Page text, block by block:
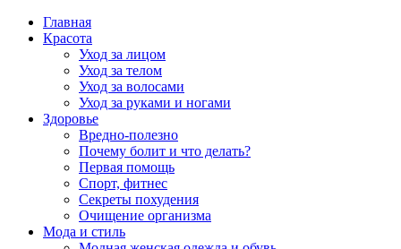
Главная
Красота
Уход за лицом
Уход за телом
Уход за волосами
Уход за руками и ногами
Здоровье
Вредно-полезно
Почему болит и что делать?
Первая помощь
Спорт, фитнес
Секреты похудения
Очищение организма
Мода и стиль